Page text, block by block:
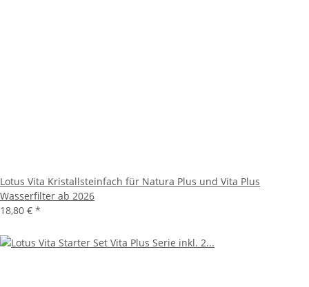
Lotus Vita Kristallsteinfach für Natura Plus und Vita Plus
Wasserfilter ab 2026
18,80 € *